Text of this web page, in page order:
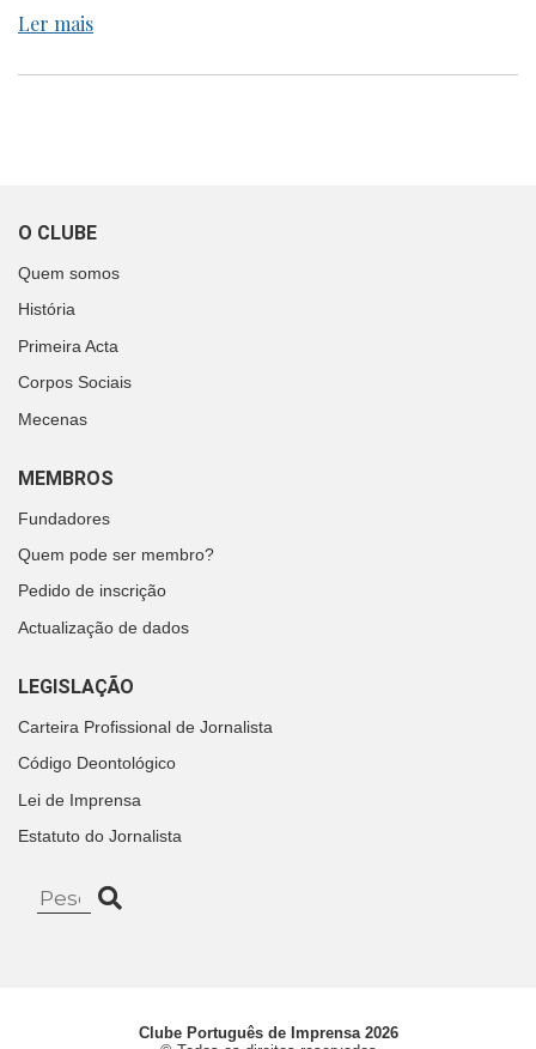
Ler mais
O CLUBE
Quem somos
História
Primeira Acta
Corpos Sociais
Mecenas
MEMBROS
Fundadores
Quem pode ser membro?
Pedido de inscrição
Actualização de dados
LEGISLAÇÃO
Carteira Profissional de Jornalista
Código Deontológico
Lei de Imprensa
Estatuto do Jornalista
Clube Português de Imprensa 2026